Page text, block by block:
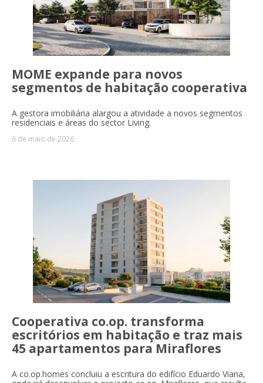
MOME expande para novos
segmentos de habitação cooperativa
A gestora imobiliária alargou a atividade a novos segmentos
residenciais e áreas do sector Living.
6 de maio de 2026
Cooperativa co.op. transforma
escritórios em habitação e traz mais
45 apartamentos para Miraflores
A co.op.homes concluiu a escritura do edifício Eduardo Viana,